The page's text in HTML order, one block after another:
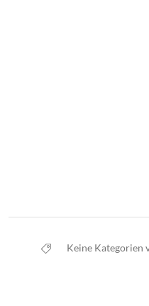
Keine Kategorien